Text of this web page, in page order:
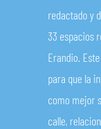
redactado y
33 espacios
Erandio.
para que la
como mejor
calle,